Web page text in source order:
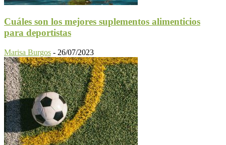
Cuáles son los mejores suplementos alimenticios
para deportistas
Marisa Burgos - 26/07/2023